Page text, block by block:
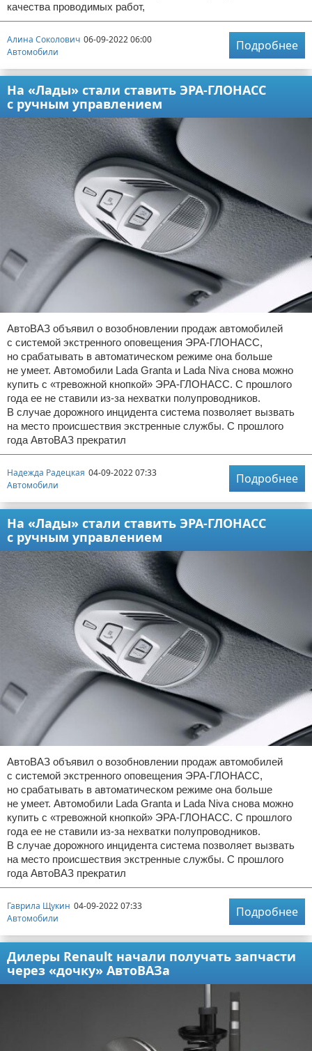
качества проводимых работ,
Алина Соколович 06-09-2022 06:00
Автомобили
Подробнее
На «Лады» стали ставить ЭРА-ГЛОНАСС
с ручным управлением
АвтоВАЗ объявил о возобновлении продаж автомобилей
с системой экстренного оповещения ЭРА-ГЛОНАСС,
но срабатывать в автоматическом режиме она больше
не умеет. Автомобили Lada Granta и Lada Niva снова можно
купить с «тревожной кнопкой» ЭРА-ГЛОНАСС. С прошлого
года ее не ставили из-за нехватки полупроводников.
В случае дорожного инцидента система позволяет вызвать
на место происшествия экстренные службы. С прошлого
года АвтоВАЗ прекратил
Надежда Радецкая 04-09-2022 07:33
Автомобили
Подробнее
На «Лады» стали ставить ЭРА-ГЛОНАСС
с ручным управлением
АвтоВАЗ объявил о возобновлении продаж автомобилей
с системой экстренного оповещения ЭРА-ГЛОНАСС,
но срабатывать в автоматическом режиме она больше
не умеет. Автомобили Lada Granta и Lada Niva снова можно
купить с «тревожной кнопкой» ЭРА-ГЛОНАСС. С прошлого
года ее не ставили из-за нехватки полупроводников.
В случае дорожного инцидента система позволяет вызвать
на место происшествия экстренные службы. С прошлого
года АвтоВАЗ прекратил
Гаврила Щукин 04-09-2022 07:33
Автомобили
Подробнее
Дилеры Renault начали получать запчасти
через «дочку» АвтоВАЗа